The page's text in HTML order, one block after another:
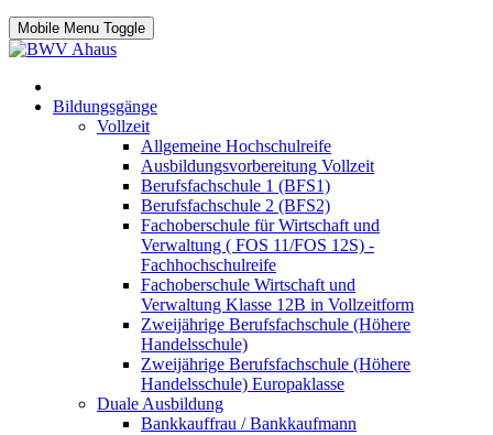
Mobile Menu Toggle
Bildungsgänge
Vollzeit
Allgemeine Hochschulreife
Ausbildungsvorbereitung Vollzeit
Berufsfachschule 1 (BFS1)
Berufsfachschule 2 (BFS2)
Fachoberschule für Wirtschaft und
Verwaltung ( FOS 11/FOS 12S) -
Fachhochschulreife
Fachoberschule Wirtschaft und
Verwaltung Klasse 12B in Vollzeitform
Zweijährige Berufsfachschule (Höhere
Handelsschule)
Zweijährige Berufsfachschule (Höhere
Handelsschule) Europaklasse
Duale Ausbildung
Bankkauffrau / Bankkaufmann